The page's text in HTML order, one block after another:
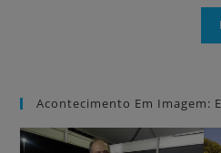
Acontecimento Em Imagem: